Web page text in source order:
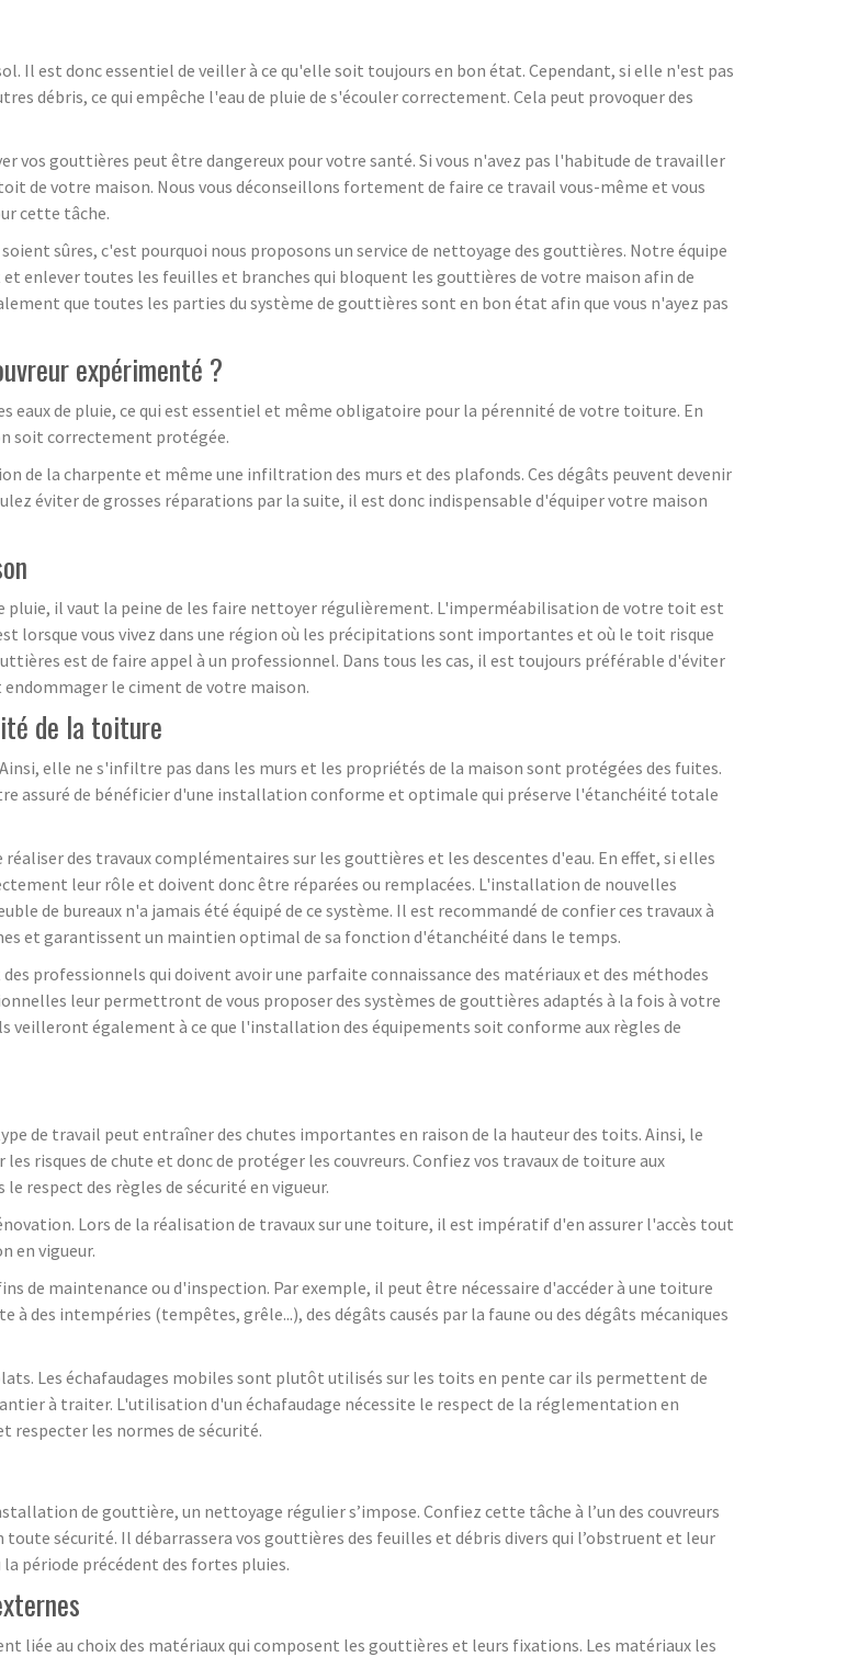
Il est donc essentiel de veiller à ce qu'elle soit toujours en bon état. Cependant, si elle n'est pas
débris, ce qui empêche l'eau de pluie de s'écouler correctement. Cela peut provoquer des
vos gouttières peut être dangereux pour votre santé. Si vous n'avez pas l'habitude de travailler
de votre maison. Nous vous déconseillons fortement de faire ce travail vous-même et vous
cette tâche.
sûres, c'est pourquoi nous proposons un service de nettoyage des gouttières. Notre équipe
enlever toutes les feuilles et branches qui bloquent les gouttières de votre maison afin de
que toutes les parties du système de gouttières sont en bon état afin que vous n'ayez pas
expérimenté ?
eaux de pluie, ce qui est essentiel et même obligatoire pour la pérennité de votre toiture. En
soit correctement protégée.
de la charpente et même une infiltration des murs et des plafonds. Ces dégâts peuvent devenir
éviter de grosses réparations par la suite, il est donc indispensable d'équiper votre maison
il vaut la peine de les faire nettoyer régulièrement. L'imperméabilisation de votre toit est
lorsque vous vivez dans une région où les précipitations sont importantes et où le toit risque
est de faire appel à un professionnel. Dans tous les cas, il est toujours préférable d'éviter
le ciment de votre maison.
de la toiture
elle ne s'infiltre pas dans les murs et les propriétés de la maison sont protégées des fuites.
assuré de bénéficier d'une installation conforme et optimale qui préserve l'étanchéité totale
des travaux complémentaires sur les gouttières et les descentes d'eau. En effet, si elles
leur rôle et doivent donc être réparées ou remplacées. L'installation de nouvelles
de bureaux n'a jamais été équipé de ce système. Il est recommandé de confier ces travaux à
et garantissent un maintien optimal de sa fonction d'étanchéité dans le temps.
professionnels qui doivent avoir une parfaite connaissance des matériaux et des méthodes
leur permettront de vous proposer des systèmes de gouttières adaptés à la fois à votre
également à ce que l'installation des équipements soit conforme aux règles de
de travail peut entraîner des chutes importantes en raison de la hauteur des toits. Ainsi, le
risques de chute et donc de protéger les couvreurs. Confiez vos travaux de toiture aux
respect des règles de sécurité en vigueur.
Lors de la réalisation de travaux sur une toiture, il est impératif d'en assurer l'accès tout
en vigueur.
de maintenance ou d'inspection. Par exemple, il peut être nécessaire d'accéder à une toiture
des intempéries (tempêtes, grêle...), des dégâts causés par la faune ou des dégâts mécaniques
Les échafaudages mobiles sont plutôt utilisés sur les toits en pente car ils permettent de
à traiter. L'utilisation d'un échafaudage nécessite le respect de la réglementation en
respecter les normes de sécurité.
de gouttière, un nettoyage régulier s’impose. Confiez cette tâche à l’un des couvreurs
sécurité. Il débarrassera vos gouttières des feuilles et débris divers qui l’obstruent et leur
période précédent des fortes pluies.
liée au choix des matériaux qui composent les gouttières et leurs fixations. Les matériaux les